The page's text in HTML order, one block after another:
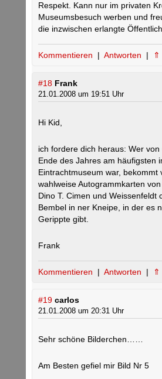
Respekt. Kann nur im privaten
Museumsbesuch werben und
die inzwischen erlangte
Kommentieren | Antworten | ⇑
#18 Frank
21.01.2008 um 19:51 Uhr
Hi Kid,
ich fordere dich heraus: Wer
Ende des Jahres am häufigsten
Eintrachtmuseum war, bekommt
wahlweise Autogrammkarten von
Dino T. Cimen und Weissenfeldt
Bembel in ner Kneipe, in der es
Gerippte gibt.
Frank
Kommentieren | Antworten | ⇑
#19 carlos
21.01.2008 um 20:31 Uhr
Sehr schöne Bilderchen……
Am Besten gefiel mir Bild Nr 5